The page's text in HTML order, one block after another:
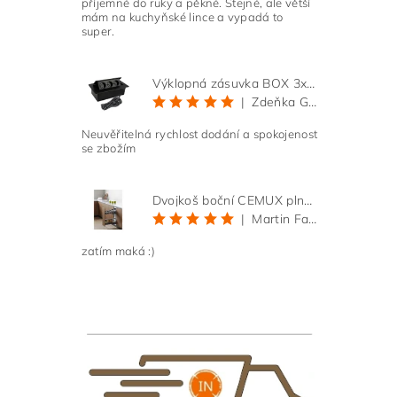
mám na kuchyňské lince a vypadá to
super.
Výklopná zásuvka BOX 3x 230V s 3m kabelem - černá
|
Zdeňka Gold
Neuvěřitelná rychlost dodání a spokojenost
se zbožím
Dvojkoš boční CEMUX plné dno 3D, s tlumením antracit 200 mm
|
Martin Faltus
zatím maká :)